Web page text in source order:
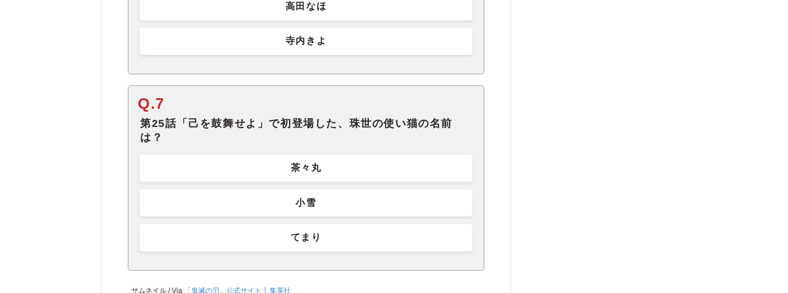
高田なほ
寺内きよ
Q.7
第25話「己を鼓舞せよ」で初登場した、珠世の使い猫の名前
は？
茶々丸
小雪
てまり
サムネイル / Via 「鬼滅の刃」公式サイト │ 集英社